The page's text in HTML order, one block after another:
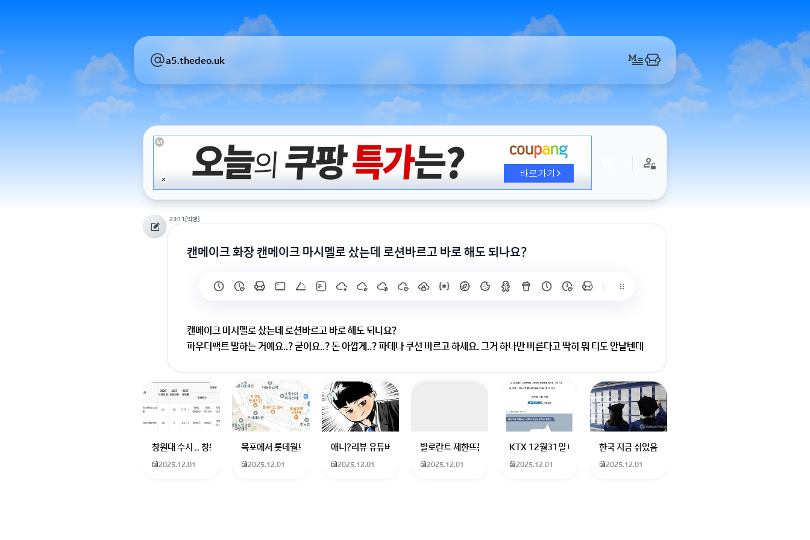
a5.thedeo.uk
23:11[익명]
캔메이크 화장 캔메이크 마시멜로 샀는데 로션바르고 바로 해도 되나요?
캔메이크 마시멜로 샀는데 로션바르고 바로 해도 되나요?
파우더팩트 말하는 거예요..? 굳이요..? 돈 아깝게..? 파데나 쿠션 바르고 하세요. 그거 하나만 바른다고 딱히 뭐 티도 안날텐데
창원대 수시 .. 창원대를 목표로 하고 있는 09년생입니다 지금 제 내신이 5등급제 기준으로
2025.12.01
목포에서 롯데월드 가는 법 목포 버스 터미널에서 롯데월드로 갈 수 있는 경로 알려주세요
2025.12.01
애니?리뷰 유튜버 찾아주세요ㅠㅠ 무슨 검정머리 남자 캐릭터에 더빙하신분도 남자였던거같은데기승전결로 나눠서 기. 하고 설명하고
2025.12.01
발로란트 제한뜨는데 어떻게 해야하나요? 친구가 발로란트 한번해보자고 계정 빌려줬는데 제한이라고 접속이 안
2025.12.01
KTX 12월31일 예매 수원이나 서울에서 부산으로 가는 열차를 예매하려고 하는데 언
2025.12.01
한국 지금 쉬었음청년40만명이라는데 4년대학졸업생이 많
2025.12.01